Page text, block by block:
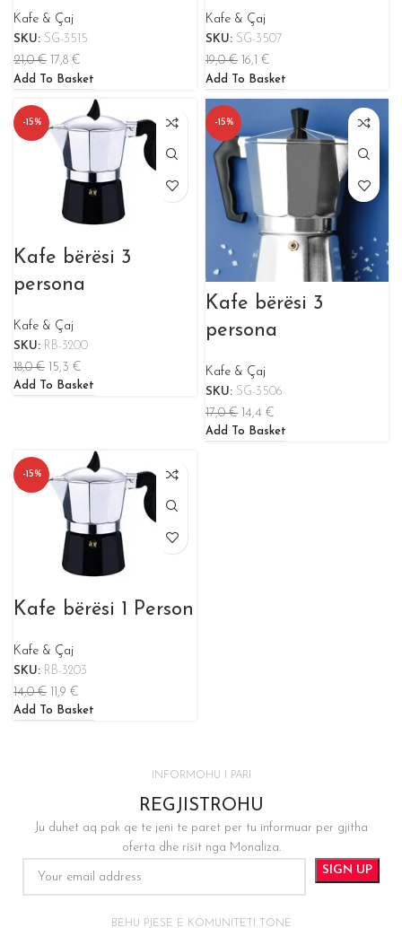
Kafe & Çaj
SKU: SG-3515
21,0€ 17,8 €
Add To Basket
Kafe & Çaj
SKU: SG-3507
19,0€ 16,1 €
Add To Basket
-15%
Kafe bërësi 3
persona
Kafe & Çaj
SKU: RB-3200
18,0€ 15,3 €
Add To Basket
-15%
Kafe bërësi 3
persona
Kafe & Çaj
SKU: SG-3506
17,0€ 14,4 €
Add To Basket
-15%
Kafe bërësi 1 Person
Kafe & Çaj
SKU: RB-3203
14,0€ 11,9 €
Add To Basket
INFORMOHU I PARI
REGJISTROHU
Ju duhet aq pak qe te jeni te paret per tu informuar per gjitha
oferta dhe risit nga Monaliza.
BEHU PJESE E KOMUNITETI TONE